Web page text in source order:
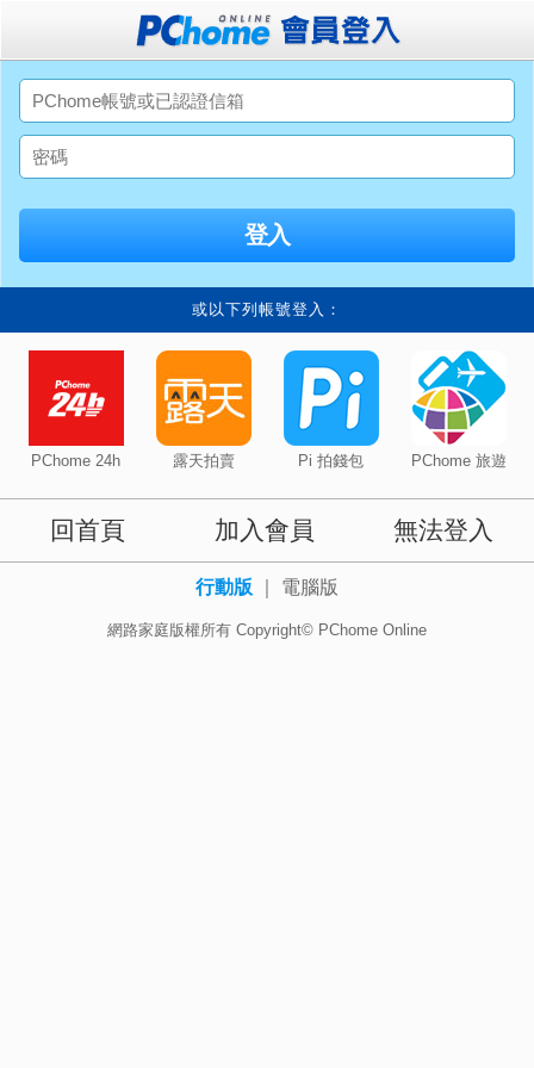
或以下列帳號登入：
PChome 24h 露天拍賣 Pi 拍錢包 PChome 旅遊
回首頁 加入會員 無法登入
行動版 電腦版
網路家庭版權所有 Copyright© PChome Online